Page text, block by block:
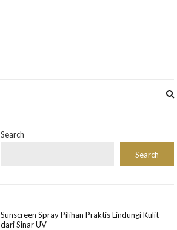
Search
Search
Sunscreen Spray Pilihan Praktis Lindungi Kulit
dari Sinar UV